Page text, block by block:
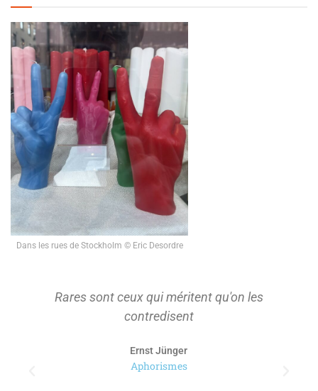
Dans les rues de Stockholm © Eric Desordre
On ne s'approprie que ce qu'on a d'abord
tenu à distance pour le considérer.
Paul Ricoeur